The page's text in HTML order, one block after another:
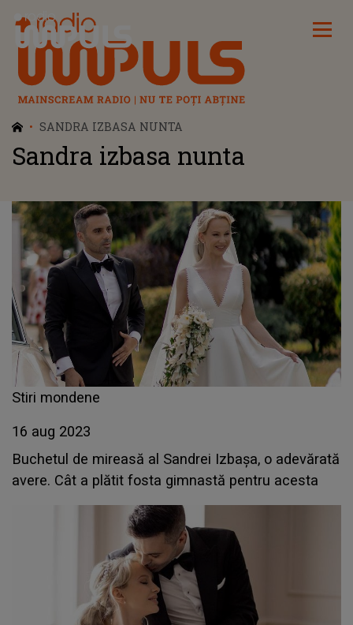
Radio Impuls
SANDRA IZBASA NUNTA
Sandra izbasa nunta
Stiri mondene
16 aug 2023
Buchetul de mireasă al Sandrei Izbașa, o adevărată
avere. Cât a plătit fosta gimnastă pentru acesta